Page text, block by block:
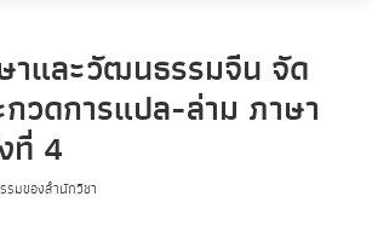
าและวัฒนธรรมจีน จัด
วดการแปล-ล่าม ภาษา
ที่ 4
มของสำนักวิชา